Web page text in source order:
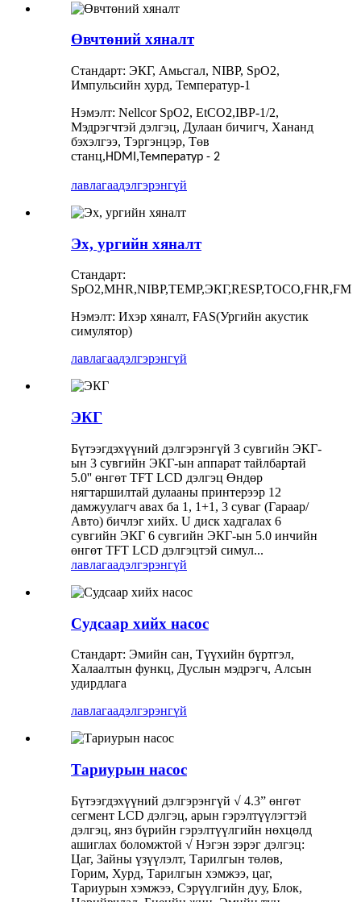
Өвчтөний хяналт
Стандарт: ЭКГ, Амьсгал, NIBP, SpO2,
Импульсийн хурд, Температур-1
Нэмэлт: Nellcor SpO2, EtCO2,IBP-1/2,
Мэдрэгчтэй дэлгэц, Дулаан бичигч, Хананд
бэхэлгээ, Тэргэнцэр, Төв
станц,HDMI ,Температур - 2
лавлагаадэлгэрэнгүй
Эх, ургийн хяналт
Стандарт:
SpO2,MHR,NIBP,TEMP,ЭКГ,RESP,TOCO,FHR,FM
Нэмэлт: Ихэр хяналт, FAS(Ургийн акустик
симулятор)
лавлагаадэлгэрэнгүй
ЭКГ
Бүтээгдэхүүний дэлгэрэнгүй 3 сувгийн ЭКГ-
ын 3 сувгийн ЭКГ-ын аппарат тайлбартай
5.0'' өнгөт TFT LCD дэлгэц Өндөр
нягтаршилтай дулааны принтерээр 12
дамжуулагч авах ба 1, 1+1, 3 суваг (Гараар/
Авто) бичлэг хийх. U диск хадгалах 6
сувгийн ЭКГ 6 сувгийн ЭКГ-ын 5.0 инчийн
өнгөт TFT LCD дэлгэцтэй симул...
лавлагаадэлгэрэнгүй
Судсаар хийх насос
Стандарт: Эмийн сан, Түүхийн бүртгэл,
Халаалтын функц, Дуслын мэдрэгч, Алсын
удирдлага
лавлагаадэлгэрэнгүй
Тариурын насос
Бүтээгдэхүүний дэлгэрэнгүй √ 4.3” өнгөт
сегмент LCD дэлгэц, арын гэрэлтүүлэгтэй
дэлгэц, янз бүрийн гэрэлтүүлгийн нөхцөлд
ашиглах боломжтой √ Нэгэн зэрэг дэлгэц:
Цаг, Зайны үзүүлэлт, Тарилгын төлөв,
Горим, Хурд, Тарилгын хэмжээ, цаг,
Тариурын хэмжээ, Сэрүүлгийн дуу, Блок,